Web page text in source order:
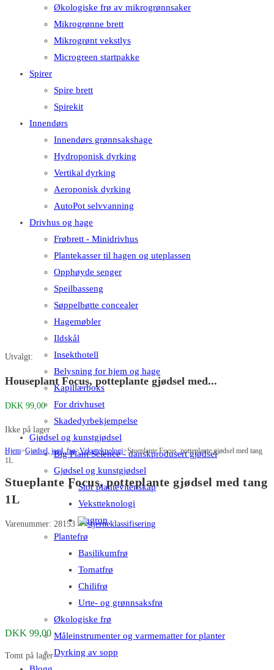
Økologiske frø av mikrogrønnsaker
Mikrogrønne brett
Mikrogrønt vekstlys
Microgreen startpakke
Spirer
Spire brett
Spirekit
Innendørs
Innendørs grønnsakshage
Hydroponisk dyrking
Vertikal dyrking
Aeroponisk dyrking
AutoPot selvvanning
Drivhus og hage
Frøbrett - Minidrivhus
Plantekasser til hagen og uteplassen
Opphøyde senger
Speilbasseng
Søppelbøtte concealer
Hagemøbler
Ildskål
Insekthotell
Belysning for hjem og hage
Kapillærboks
For drivhuset
Skadedyrbekjempelse
Gjødsel og kunstgjødsel
Big Plant Science - danskprodusert gjødsel
Gjødsel og kunstgjødsel
Stor plantevitenskap
Vekstteknologi
Plagron
Plantefrø
Basilikumfrø
Tomatfrø
Chilifrø
Urte- og grønnsaksfrø
Økologiske frø
Måleinstrumenter og varmematter for planter
Dyrking av sopp
Utvalgt:
Houseplant Focus, potteplante gjødsel med...
DKK 99,00
Ikke på lager
Hjem>Gjødsel, jord, frø>Vekstteknologi>Stueplante Focus, potteplante gjødsel med tang
1L
Stueplante Focus, potteplante gjødsel med tang
1L
Varenummer: 28153
DKK 99,00
Tomt på lager